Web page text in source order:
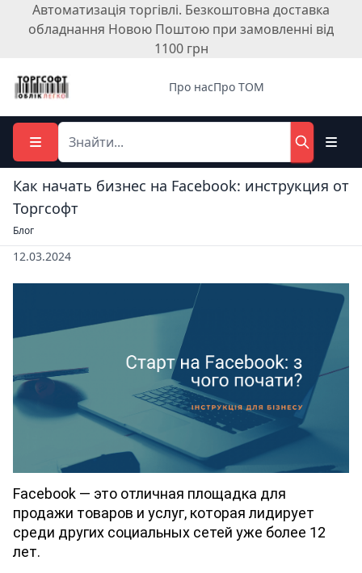
Автоматизація торгівлі. Безкоштовна доставка
обладнання Новою Поштою при замовленні від
1100 грн
Про насПро ТОМ
Как начать бизнес на Facebook: инструкция от
Торгсофт
Блог
12.03.2024
Facebook — это отличная площадка для
продажи товаров и услуг, которая лидирует
среди других социальных сетей уже более 12
лет.